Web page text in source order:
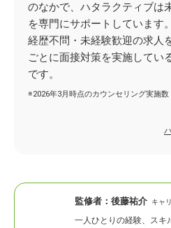
のなかで、ハタラクティブは
を専門にサポートしています。
経歴不問・未経験歓迎の求人
ごとに面接対策を実施してい
です。
※2026年3月時点のカウンセリング実施数
監修者： 後藤祐介 キャ
一人ひとりの経験、スキ